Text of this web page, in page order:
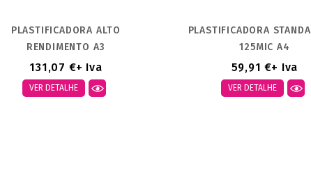
PLASTIFICADORA ALTO
RENDIMENTO A3
131,07 €+ Iva
VER DETALHE
PLASTIFICADORA
125MIC A4
59,91 €+ Iva
VER DETALHE